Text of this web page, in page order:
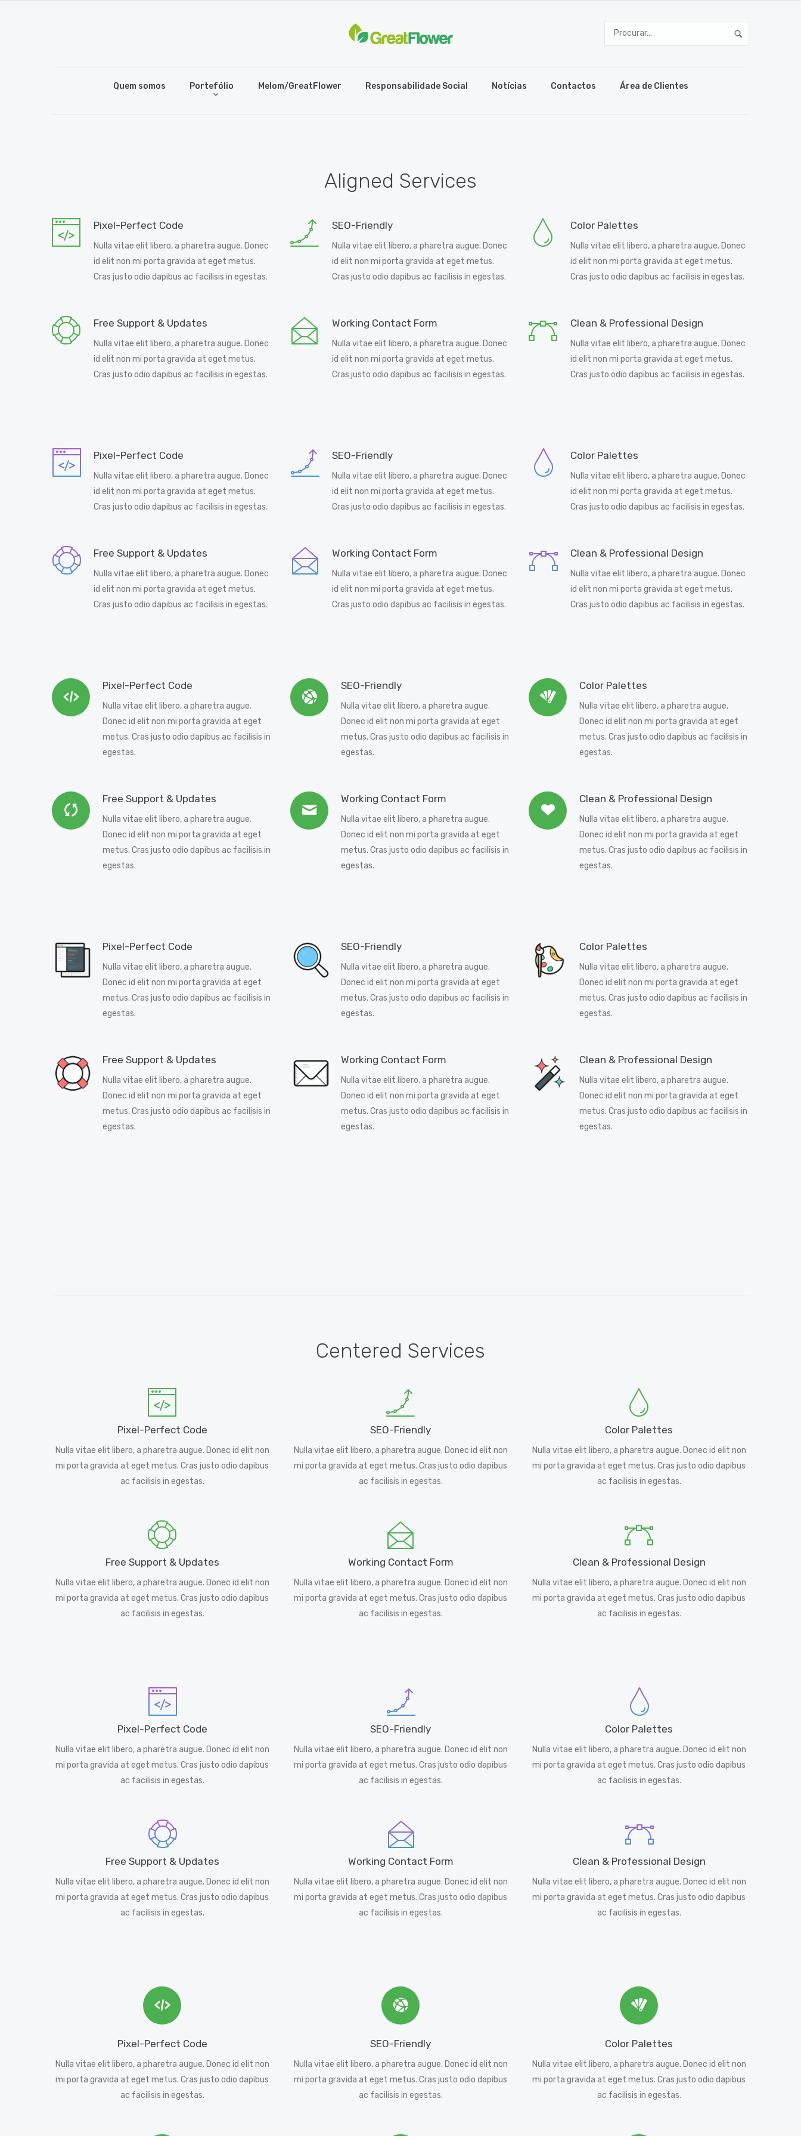
Quem somos Portefólio Melom/GreatFlower Responsabilidade Social Notícias Contactos Área de Clientes
Aligned Services
Pixel-Perfect Code
Nulla vitae elit libero, a pharetra augue. Donec
id elit non mi porta gravida at eget metus.
Cras justo odio dapibus ac facilisis in egestas.
Free Support & Updates
Nulla vitae elit libero, a pharetra augue. Donec
id elit non mi porta gravida at eget metus.
Cras justo odio dapibus ac facilisis in egestas.
SEO-Friendly
Nulla vitae elit libero, a pharetra augue. Donec
id elit non mi porta gravida at eget metus.
Cras justo odio dapibus ac facilisis in egestas.
Working Contact Form
Nulla vitae elit libero, a pharetra augue. Donec
id elit non mi porta gravida at eget metus.
Cras justo odio dapibus ac facilisis in egestas.
Color Palettes
Nulla vitae elit libero, a pharetra augue. Donec
id elit non mi porta gravida at eget metus.
Cras justo odio dapibus ac facilisis in egestas.
Clean & Professional Design
Nulla vitae elit libero, a pharetra augue. Donec
id elit non mi porta gravida at eget metus.
Cras justo odio dapibus ac facilisis in egestas.
Pixel-Perfect Code
Nulla vitae elit libero, a pharetra augue. Donec
id elit non mi porta gravida at eget metus.
Cras justo odio dapibus ac facilisis in egestas.
Free Support & Updates
Nulla vitae elit libero, a pharetra augue. Donec
id elit non mi porta gravida at eget metus.
Cras justo odio dapibus ac facilisis in egestas.
SEO-Friendly
Nulla vitae elit libero, a pharetra augue. Donec
id elit non mi porta gravida at eget metus.
Cras justo odio dapibus ac facilisis in egestas.
Working Contact Form
Nulla vitae elit libero, a pharetra augue. Donec
id elit non mi porta gravida at eget metus.
Cras justo odio dapibus ac facilisis in egestas.
Color Palettes
Nulla vitae elit libero, a pharetra augue. Donec
id elit non mi porta gravida at eget metus.
Cras justo odio dapibus ac facilisis in egestas.
Clean & Professional Design
Nulla vitae elit libero, a pharetra augue. Donec
id elit non mi porta gravida at eget metus.
Cras justo odio dapibus ac facilisis in egestas.
Pixel-Perfect Code
Nulla vitae elit libero, a pharetra augue.
Donec id elit non mi porta gravida at eget
metus. Cras justo odio dapibus ac facilisis in
egestas.
Free Support & Updates
Nulla vitae elit libero, a pharetra augue.
Donec id elit non mi porta gravida at eget
metus. Cras justo odio dapibus ac facilisis in
egestas.
SEO-Friendly
Nulla vitae elit libero, a pharetra augue.
Donec id elit non mi porta gravida at eget
metus. Cras justo odio dapibus ac facilisis in
egestas.
Working Contact Form
Nulla vitae elit libero, a pharetra augue.
Donec id elit non mi porta gravida at eget
metus. Cras justo odio dapibus ac facilisis in
egestas.
Color Palettes
Nulla vitae elit libero, a pharetra augue.
Donec id elit non mi porta gravida at eget
metus. Cras justo odio dapibus ac facilisis in
egestas.
Clean & Professional Design
Nulla vitae elit libero, a pharetra augue.
Donec id elit non mi porta gravida at eget
metus. Cras justo odio dapibus ac facilisis in
egestas.
Pixel-Perfect Code
Nulla vitae elit libero, a pharetra augue.
Donec id elit non mi porta gravida at eget
metus. Cras justo odio dapibus ac facilisis in
egestas.
Free Support & Updates
Nulla vitae elit libero, a pharetra augue.
Donec id elit non mi porta gravida at eget
metus. Cras justo odio dapibus ac facilisis in
egestas.
SEO-Friendly
Nulla vitae elit libero, a pharetra augue.
Donec id elit non mi porta gravida at eget
metus. Cras justo odio dapibus ac facilisis in
egestas.
Working Contact Form
Nulla vitae elit libero, a pharetra augue.
Donec id elit non mi porta gravida at eget
metus. Cras justo odio dapibus ac facilisis in
egestas.
Color Palettes
Nulla vitae elit libero, a pharetra augue.
Donec id elit non mi porta gravida at eget
metus. Cras justo odio dapibus ac facilisis in
egestas.
Clean & Professional Design
Nulla vitae elit libero, a pharetra augue.
Donec id elit non mi porta gravida at eget
metus. Cras justo odio dapibus ac facilisis in
egestas.
Centered Services
Pixel-Perfect Code
Nulla vitae elit libero, a pharetra augue. Donec id elit non
mi porta gravida at eget metus. Cras justo odio dapibus
ac facilisis in egestas.
Free Support & Updates
Nulla vitae elit libero, a pharetra augue. Donec id elit non
mi porta gravida at eget metus. Cras justo odio dapibus
ac facilisis in egestas.
SEO-Friendly
Nulla vitae elit libero, a pharetra augue. Donec id elit non
mi porta gravida at eget metus. Cras justo odio dapibus
ac facilisis in egestas.
Working Contact Form
Nulla vitae elit libero, a pharetra augue. Donec id elit non
mi porta gravida at eget metus. Cras justo odio dapibus
ac facilisis in egestas.
Color Palettes
Nulla vitae elit libero, a pharetra augue. Donec id elit non
mi porta gravida at eget metus. Cras justo odio dapibus
ac facilisis in egestas.
Clean & Professional Design
Nulla vitae elit libero, a pharetra augue. Donec id elit non
mi porta gravida at eget metus. Cras justo odio dapibus
ac facilisis in egestas.
Pixel-Perfect Code
Nulla vitae elit libero, a pharetra augue. Donec id elit non
mi porta gravida at eget metus. Cras justo odio dapibus
ac facilisis in egestas.
Free Support & Updates
Nulla vitae elit libero, a pharetra augue. Donec id elit non
mi porta gravida at eget metus. Cras justo odio dapibus
ac facilisis in egestas.
SEO-Friendly
Nulla vitae elit libero, a pharetra augue. Donec id elit non
mi porta gravida at eget metus. Cras justo odio dapibus
ac facilisis in egestas.
Working Contact Form
Nulla vitae elit libero, a pharetra augue. Donec id elit non
mi porta gravida at eget metus. Cras justo odio dapibus
ac facilisis in egestas.
Color Palettes
Nulla vitae elit libero, a pharetra augue. Donec id elit non
mi porta gravida at eget metus. Cras justo odio dapibus
ac facilisis in egestas.
Clean & Professional Design
Nulla vitae elit libero, a pharetra augue. Donec id elit non
mi porta gravida at eget metus. Cras justo odio dapibus
ac facilisis in egestas.
Pixel-Perfect Code
Nulla vitae elit libero, a pharetra augue. Donec id elit non
mi porta gravida at eget metus. Cras justo odio dapibus
ac facilisis in egestas.
SEO-Friendly
Nulla vitae elit libero, a pharetra augue. Donec id elit non
mi porta gravida at eget metus. Cras justo odio dapibus
ac facilisis in egestas.
Color Palettes
Nulla vitae elit libero, a pharetra augue. Donec id elit non
mi porta gravida at eget metus. Cras justo odio dapibus
ac facilisis in egestas.